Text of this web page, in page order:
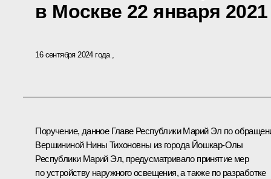
в Москве 22 января 2021
16 сентября 2024 года
Поручение, данное Главе Республики Марий Эл по
Вершининой Нины Тихоновны из города Йошкар-Олы
Республики Марий Эл, предусматривало принятие мер
по устройству наружного освещения, а также по разработке